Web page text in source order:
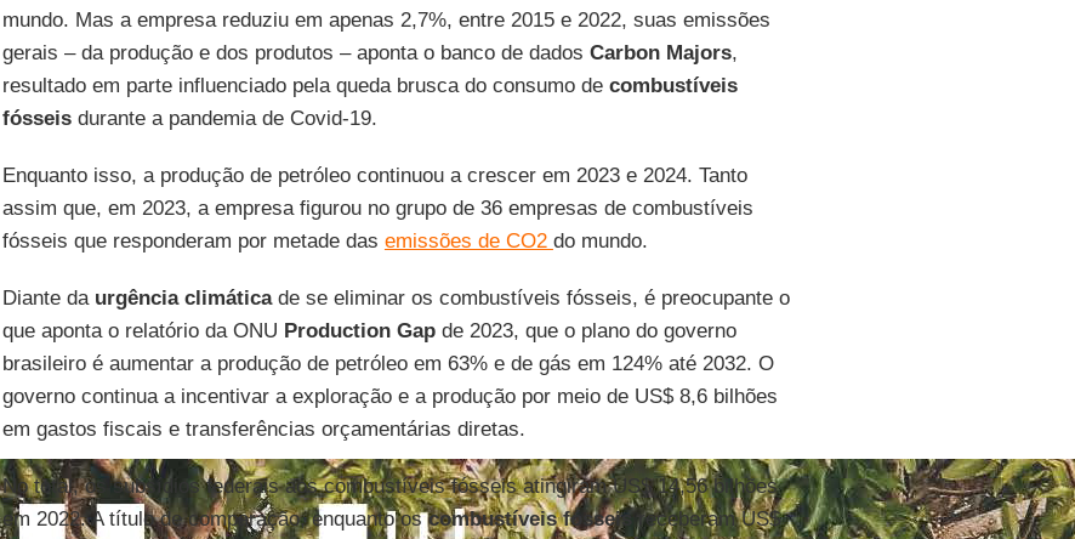
mundo. Mas a empresa reduziu em apenas 2,7%, entre 2015 e 2022, suas emissões
gerais – da produção e dos produtos – aponta o banco de dados Carbon Majors,
resultado em parte influenciado pela queda brusca do consumo decombustíveis
fósseisdurante a pandemia de Covid-19.
Enquanto isso, a produção de petróleo continuou a crescer em 2023 e 2024. Tanto
assim que, em 2023, a empresa figurou no grupo de 36 empresas de combustíveis
fósseis que responderam por metade das emissões de CO2 do mundo.
Diante da urgência climáticade se eliminar os combustíveis fósseis, é preocupante o
que aponta o relatório da ONU Production Gapde 2023, que o plano do governo
brasileiro é aumentar a produção de petróleo em 63% e de gás em 124% até 2032. O
governo continua a incentivar a exploração e a produção por meio de US$ 8,6 bilhões
em gastos fiscais e transferências orçamentárias diretas.
No total, os subsídios federais aos combustíveis fósseis atingiram US$ 14,56 bilhões
em 2022. A título de comparação, enquanto oscombustíveis fósseis receberam US$